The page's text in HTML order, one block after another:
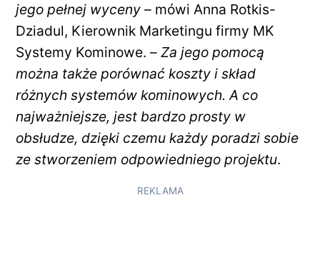
jego pełnej wyceny – mówi Anna Rotkis-
Dziadul, Kierownik Marketingu firmy MK
Systemy Kominowe. –Za jego pomocą
można także porównać koszty i skład
różnych systemów kominowych. A co
najważniejsze, jest bardzo prosty w
obsłudze, dzięki czemu każdy poradzi sobie
ze stworzeniem odpowiedniego projektu.
REKLAMA